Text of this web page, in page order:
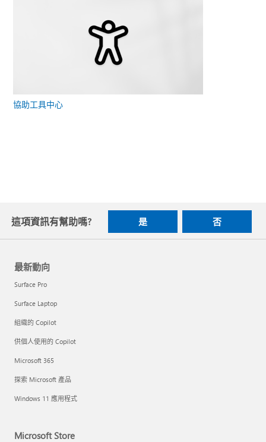
協助工具中心
這項資訊有幫助嗎? 是 否
最新動向
Surface Pro
Surface Laptop
組織的 Copilot
供個人使用的 Copilot
Microsoft 365
探索 Microsoft 產品
Windows 11 應用程式
Microsoft Store